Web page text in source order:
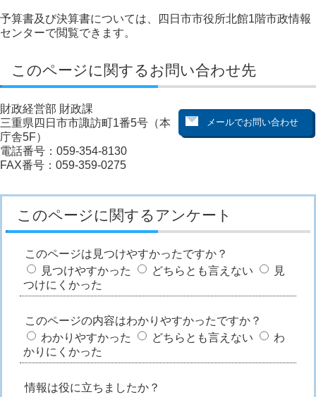
予算書及び決算書については、四日市市役所北館1階市政情報
センターで閲覧できます。
このページに関するお問い合わせ先
財政経営部 財政課
三重県四日市市諏訪町1番5号（本
庁舎5F）
電話番号：059-354-8130
FAX番号：059-359-0275
このページに関するアンケート
このページは見つけやすかったですか？
見つけやすかった
どちらとも言えない
見
つけにくかった
このページの内容はわかりやすかったですか？
わかりやすかった
どちらとも言えない
わ
かりにくかった
情報は役に立ちましたか？